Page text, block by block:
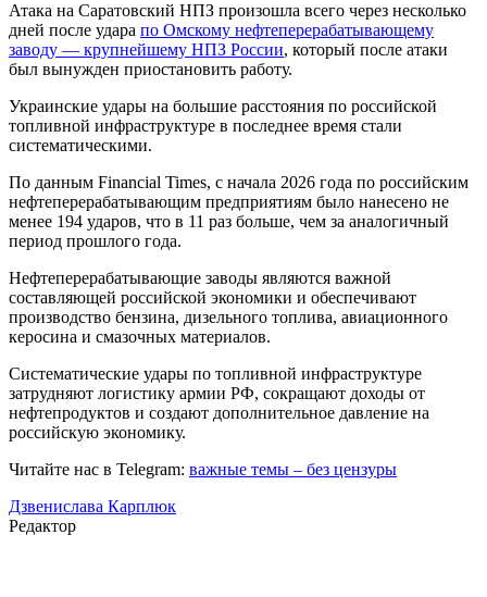
Атака на Саратовский НПЗ произошла всего через несколько
дней после удара по Омскому нефтеперерабатывающему
заводу — крупнейшему НПЗ России, который после атаки
был вынужден приостановить работу.
Украинские удары на большие расстояния по российской
топливной инфраструктуре в последнее время стали
систематическими.
По данным Financial Times, с начала 2026 года по российским
нефтеперерабатывающим предприятиям было нанесено не
менее 194 ударов, что в 11 раз больше, чем за аналогичный
период прошлого года.
Нефтеперерабатывающие заводы являются важной
составляющей российской экономики и обеспечивают
производство бензина, дизельного топлива, авиационного
керосина и смазочных материалов.
Систематические удары по топливной инфраструктуре
затрудняют логистику армии РФ, сокращают доходы от
нефтепродуктов и создают дополнительное давление на
российскую экономику.
Читайте нас в Telegram: важные темы – без цензуры
Дзвенислава Карплюк
Редактор